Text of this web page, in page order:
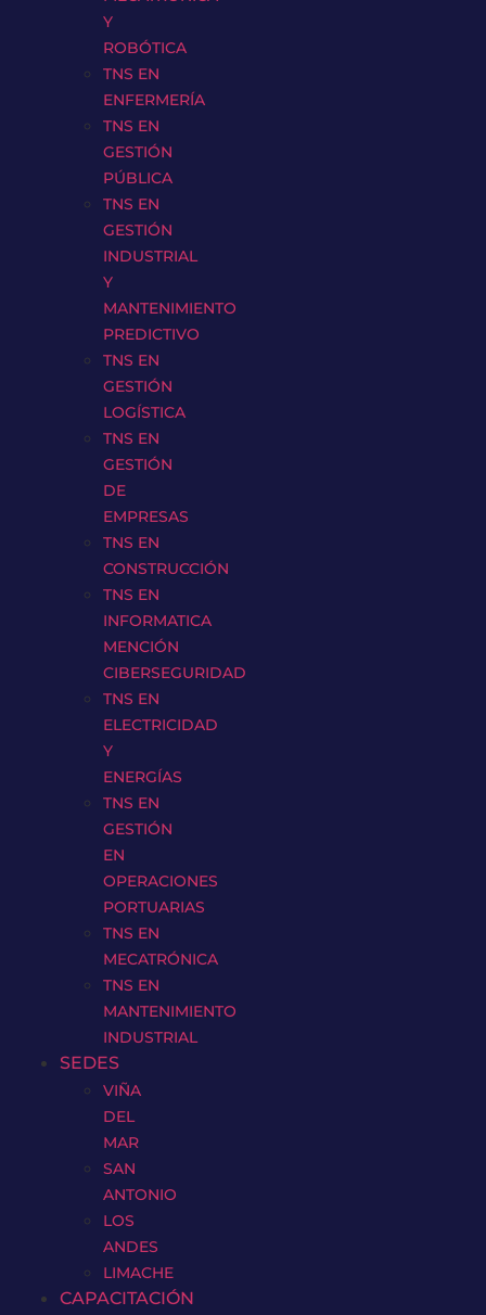
Y
ROBÓTICA
TNS EN
ENFERMERÍA
TNS EN
GESTIÓN
PÚBLICA
TNS EN
GESTIÓN
INDUSTRIAL
Y
MANTENIMIENTO
PREDICTIVO
TNS EN
GESTIÓN
LOGÍSTICA
TNS EN
GESTIÓN
DE
EMPRESAS
TNS EN
CONSTRUCCIÓN
TNS EN
INFORMATICA
MENCIÓN
CIBERSEGURIDAD
TNS EN
ELECTRICIDAD
Y
ENERGÍAS
TNS EN
GESTIÓN
EN
OPERACIONES
PORTUARIAS
TNS EN
MECATRÓNICA
TNS EN
MANTENIMIENTO
INDUSTRIAL
SEDES
VIÑA
DEL
MAR
SAN
ANTONIO
LOS
ANDES
LIMACHE
CAPACITACIÓN